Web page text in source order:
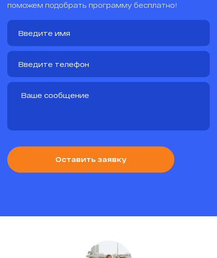
поможем подобрать программу бесплатно!
Оставить заявку